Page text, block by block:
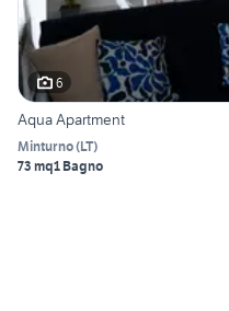
6
Aqua Apartment
Minturno(LT)
73 mq1 Bagno